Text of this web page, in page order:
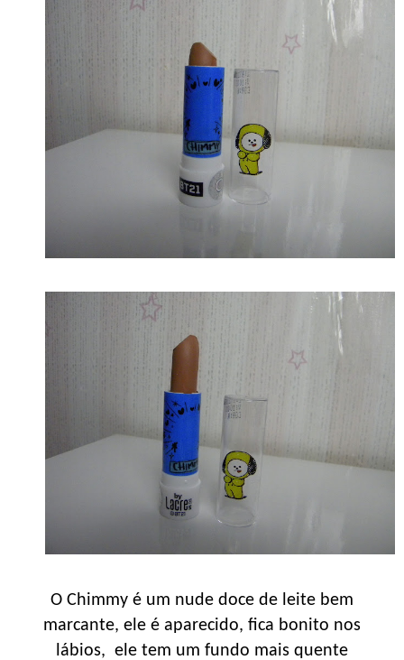
O Chimmy é um nude doce de leite bem
marcante, ele é aparecido, fica bonito nos
lábios, ele tem um fundo mais quente